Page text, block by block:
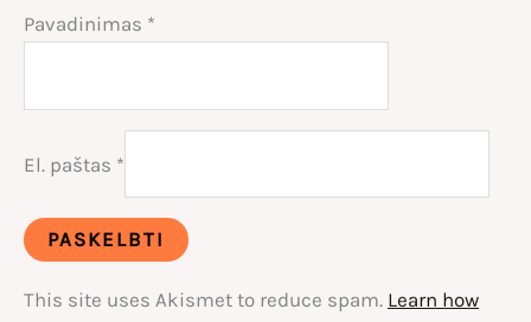
Pavadinimas *
El. paštas *
This site uses Akismet to reduce spam. Learn how